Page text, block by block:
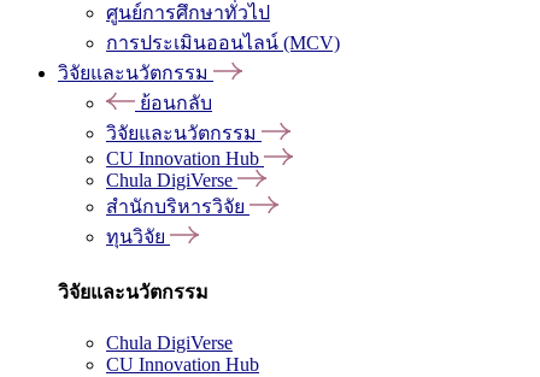
ศูนย์การศึกษาทั่วไป
การประเมินออนไลน์ (MCV)
วิจัยและนวัตกรรม
ย้อนกลับ
วิจัยและนวัตกรรม
CU Innovation Hub
Chula DigiVerse
สำนักบริหารวิจัย
ทุนวิจัย
วิจัยและนวัตกรรม
Chula DigiVerse
CU Innovation Hub